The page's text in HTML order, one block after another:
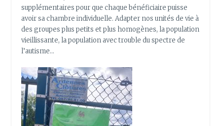
supplémentaires pour que chaque bénéficiaire puisse
avoir sa chambre individuelle. Adapter nos unités de vie à
des groupes plus petits et plus homogènes, la population
vieillissante, la population avec trouble du spectre de
l’autisme…